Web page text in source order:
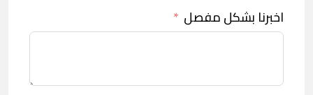
اخبرنا بشكل مفصل